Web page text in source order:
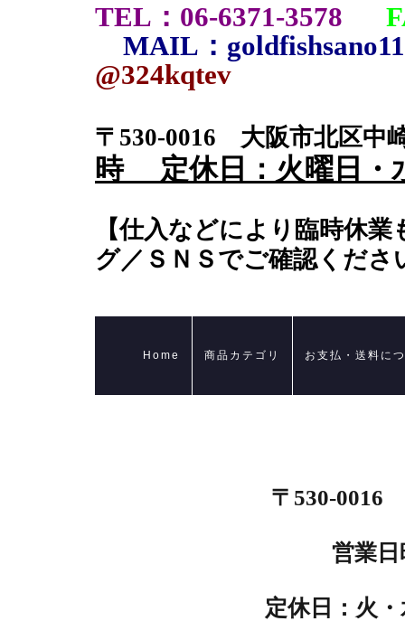
TEL ： 06-6371-3578
MAIL ：
@324kqtev
〒530-0016 大阪市北区中
時 定休日：火曜日・
【仕入などにより臨時休
グ／ＳＮＳでご確認くださ
Home 商品カテゴリ お支払・送料に
〒530-0016
営業日
定休日：火